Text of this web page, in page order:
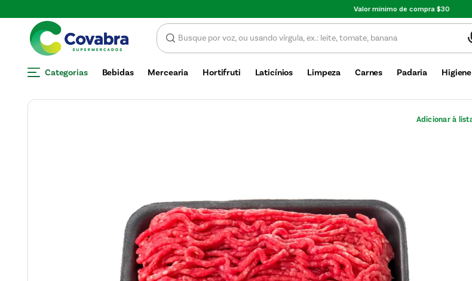
Valor mínimo de compra $30
Categorias Bebidas Mercearia Hortifruti Laticínios Limpeza Carnes Padaria Higiene